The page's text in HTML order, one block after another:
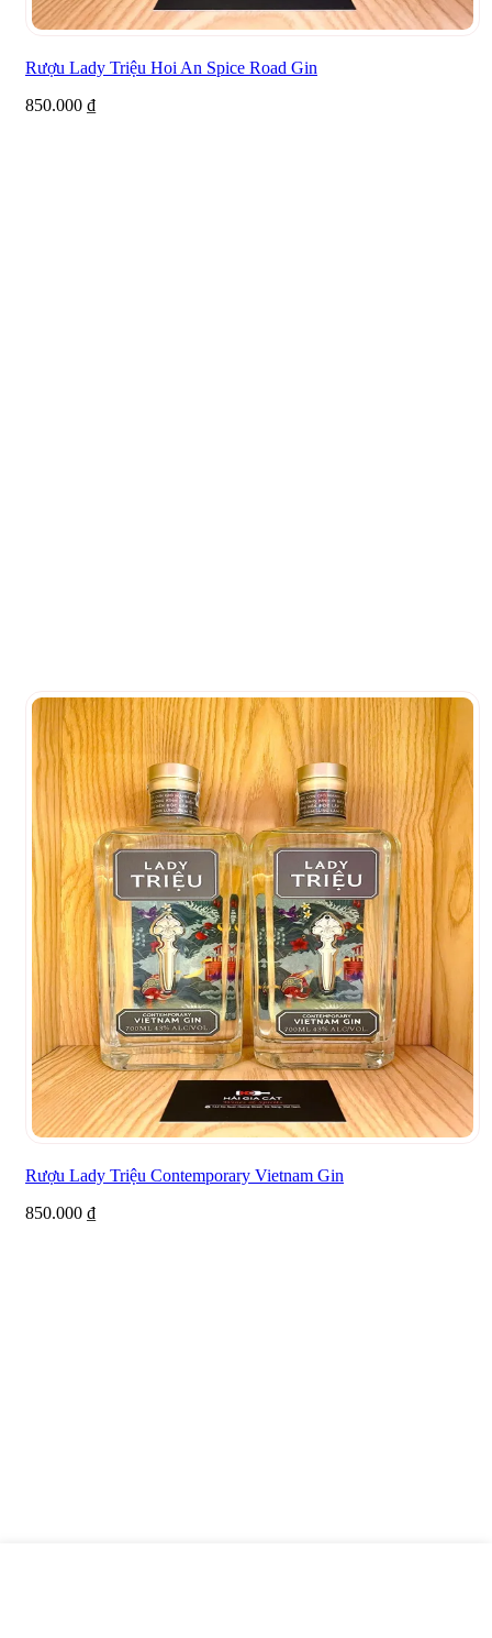
Rượu Lady Triệu Hoi An Spice Road Gin
850.000 ₫
Rượu Lady Triệu Contemporary Vietnam Gin
850.000 ₫